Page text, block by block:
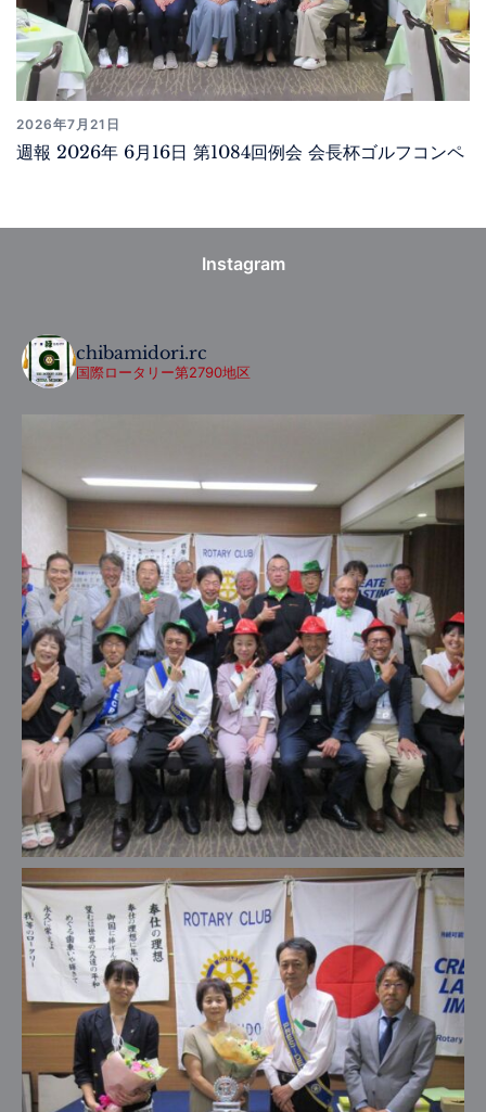
2026年7月21日
週報 2026年 6月16日 第1084回例会 会長杯ゴルフコンペ
Instagram
chibamidori.rc
国際ロータリー第2790地区